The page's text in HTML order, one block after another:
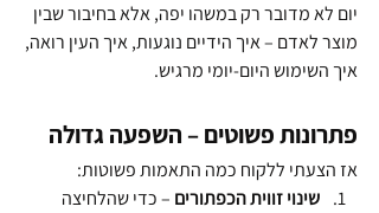
יום לא מדובר רק במשהו יפה, אלא בחיבור שבין
מוצר לאדם – איך הידיים נוגעות, איך העין רואה,
איך השימוש היום-יומי מרגיש.
פתרונות פשוטים – השפעה גדולה
אז הצעתי ללקוח כמה התאמות פשוטות:
שינוי זווית הכפתורים – כדי שהלחיצה